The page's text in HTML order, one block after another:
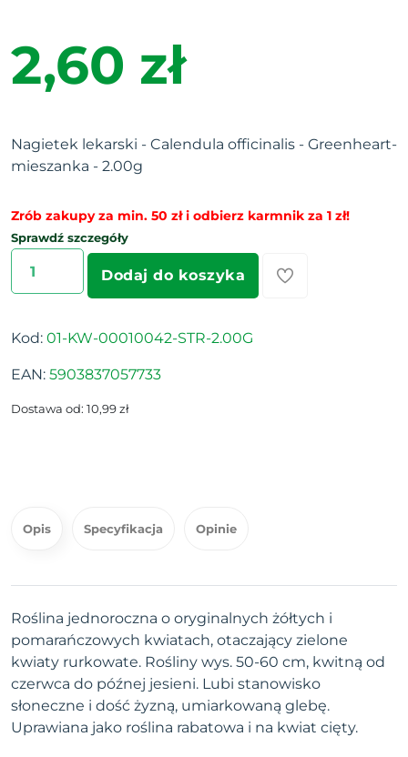
2,60 zł
Nagietek lekarski - Calendula officinalis - Greenheart-
mieszanka - 2.00g
Zrób zakupy za min. 50 zł i odbierz karmnik za 1 zł!
Sprawdź szczegóły
Dodaj do koszyka
Kod: 01-KW-00010042-STR-2.00G
EAN: 5903837057733
Dostawa od: 10,99 zł
Opis Specyfikacja Opinie
Roślina jednoroczna o oryginalnych żółtych i
pomarańczowych kwiatach, otaczający zielone
kwiaty rurkowate. Rośliny wys. 50-60 cm, kwitną od
czerwca do późnej jesieni. Lubi stanowisko
słoneczne i dość żyzną, umiarkowaną glebę.
Uprawiana jako roślina rabatowa i na kwiat cięty.